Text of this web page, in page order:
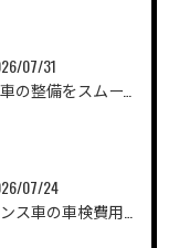
07/31
07/24